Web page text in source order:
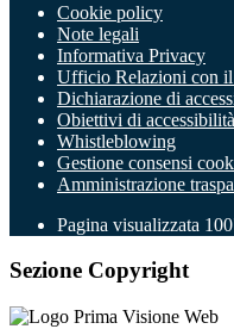
Cookie policy
Note legali
Informativa Privacy
Ufficio Relazioni con
Dichiarazione di
Obiettivi di accessibilità
Whistleblowing
Gestione consensi
Amministrazione
Pagina visualizzata
Sezione Copyright